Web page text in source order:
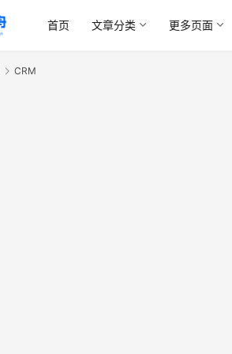
首页 文章分类 更多页面
CRM